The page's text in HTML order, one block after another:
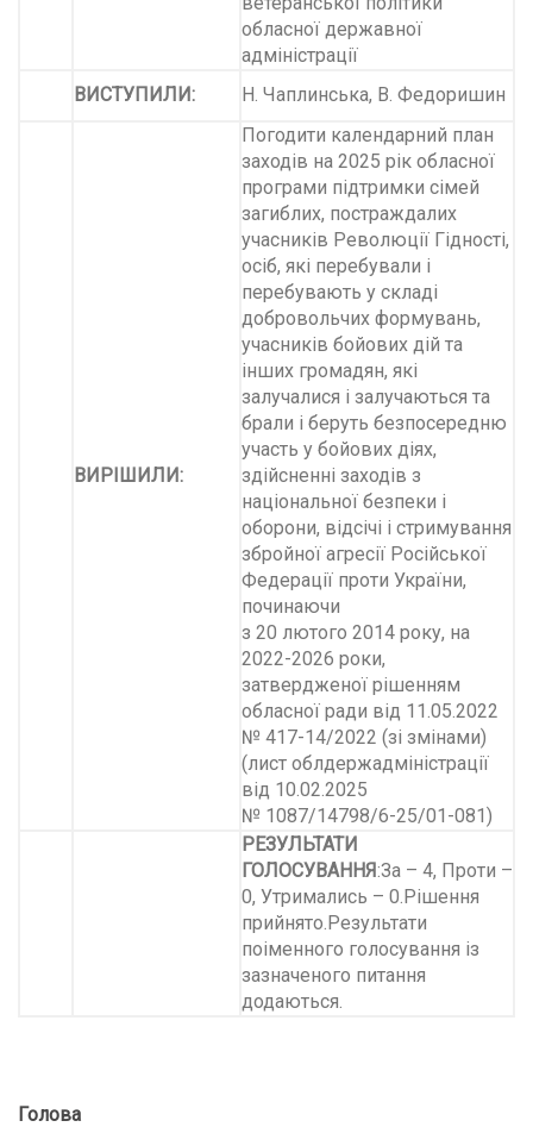
обласної державної
адміністрації
ВИСТУПИЛИ:
Н. Чаплинська, В. Федоришин
ВИРІШИЛИ:
Погодити календарний план
заходів на 2025 рік обласної
програми підтримки сімей
загиблих, постраждалих
учасників Революції Гідності,
осіб, які перебували і
перебувають у складі
добровольчих формувань,
учасників бойових дій та
інших громадян, які
залучалися і залучаються та
брали і беруть безпосередню
участь у бойових діях,
здійсненні заходів з
національної безпеки і
оборони, відсічі і стримування
збройної агресії Російської
Федерації проти України,
починаючи
з 20 лютого 2014 року, на
2022-2026 роки,
затвердженої рішенням
обласної ради від 11.05.2022
№ 417-14/2022 (зі змінами)
(лист облдержадміністрації
від 10.02.2025
№ 1087/14798/6-25/01-081)
РЕЗУЛЬТАТИ
ГОЛОСУВАННЯ:За – 4, Проти –
0, Утримались – 0.Рішення
прийнято.Результати
поіменного голосування із
зазначеного питання
додаються.
Голова